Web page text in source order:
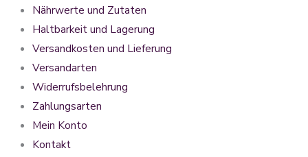
Nährwerte und Zutaten
Haltbarkeit und Lagerung
Versandkosten und Lieferung
Versandarten
Widerrufsbelehrung
Zahlungsarten
Mein Konto
Kontakt